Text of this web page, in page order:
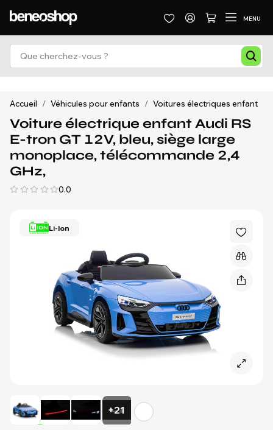
MENU
Accueil / Véhicules pour enfants / Voitures électriques enfant
Voiture électrique enfant Audi RS
E-tron GT 12V, bleu, siège large
monoplace, télécommande 2,4
GHz,
0.0
Li-Ion
+21